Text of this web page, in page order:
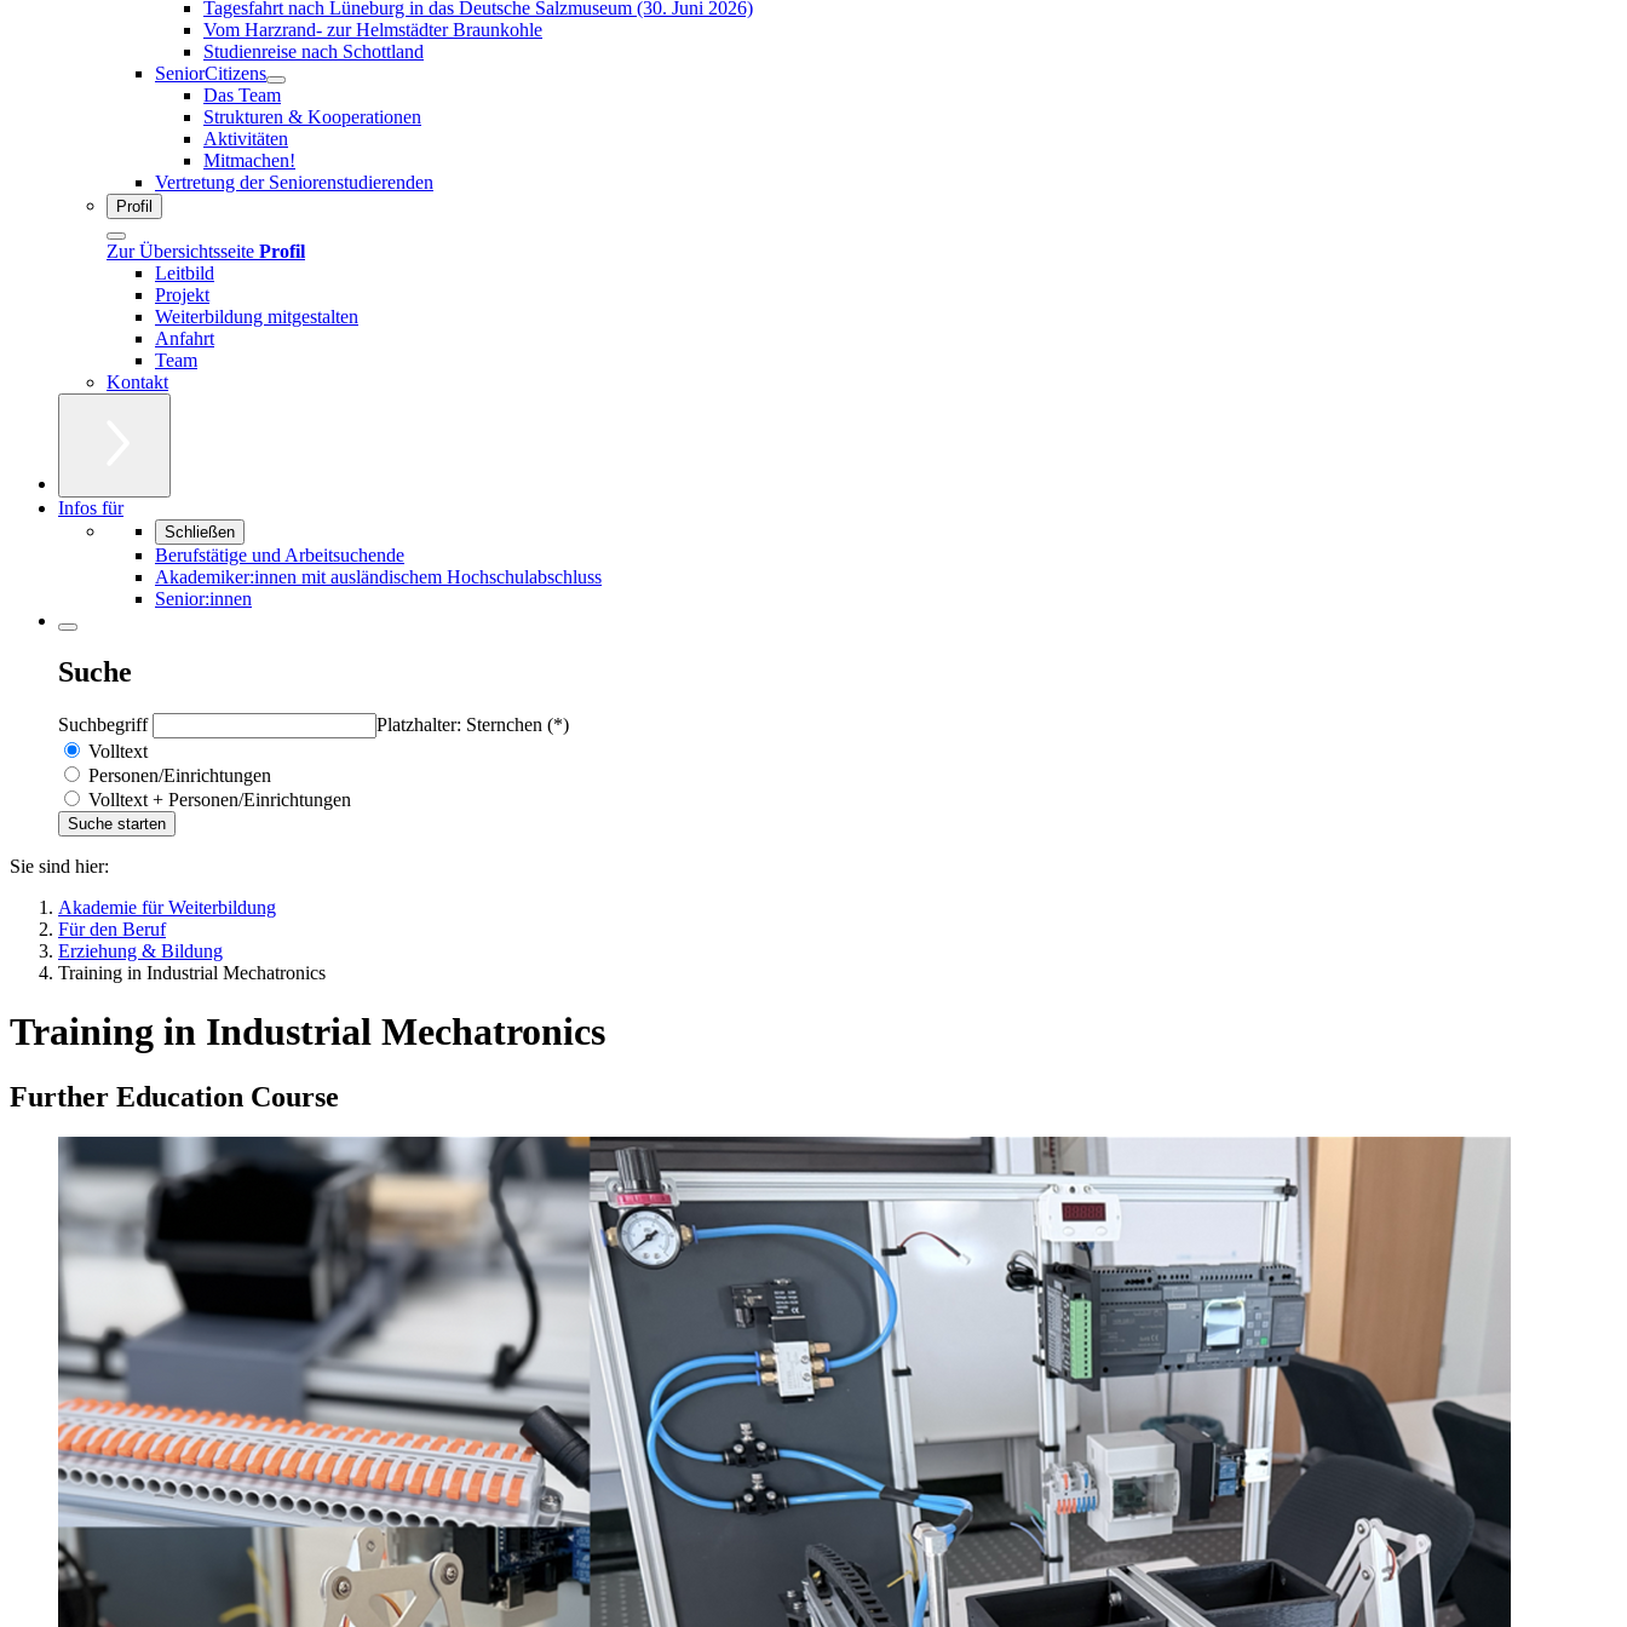
Tagesfahrt nach Lüneburg in das Deutsche Salzmuseum (30. Juni 2026)
Vom Harzrand- zur Helmstädter Braunkohle
Studienreise nach Schottland
SeniorCitizens
Das Team
Strukturen & Kooperationen
Aktivitäten
Mitmachen!
Vertretung der Seniorenstudierenden
Profil
Zur Übersichtsseite Profil
Leitbild
Projekt
Weiterbildung mitgestalten
Anfahrt
Team
Kontakt
Infos für
Schließen
Berufstätige und Arbeitsuchende
Akademiker:innen mit ausländischem Hochschulabschluss
Senior:innen
Suche
Suchbegriff
Platzhalter: Sternchen (*)
Volltext
Personen/Einrichtungen
Volltext + Personen/Einrichtungen
Sie sind hier:
Akademie für Weiterbildung
Für den Beruf
Erziehung & Bildung
Training in Industrial Mechatronics
Training in Industrial Mechatronics
Further Education Course